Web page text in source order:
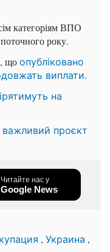
категоріям ВПО
року.
що опубліковано
виплати.
на
важливий проєкт
Читайте нас у
Google News
, Украина ,